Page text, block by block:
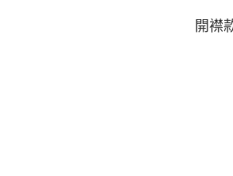
開襟